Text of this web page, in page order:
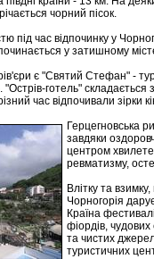
чорний пісок.
під час відпочинку у
у затишному
є "Святий Стефан" -
готель"
час відпочивали зірки
Герцегновська
завдяки
центром
ревматизму,
Влітку та
Чорногорія
Країна
фіордів, чудових
та чистих
туристичних